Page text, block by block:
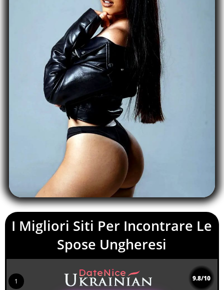
I Migliori Siti Per Incontrare Le
Spose Ungheresi
1 9.8/10